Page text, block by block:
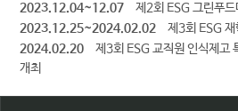
2023.12.04~12.07
제2회 ESG 그린푸드
2023.12.25~2024.02.02
제3회 ESG 재
2024.02.20
제3회 ESG 교직원 인식제고
개최